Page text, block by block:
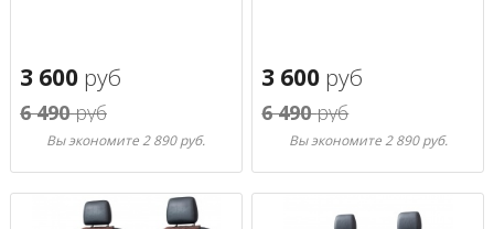
3 600 руб
6 490руб
Вы экономите 2 890 руб.
3 600 руб
6 490руб
Вы экономите 2 890 руб.